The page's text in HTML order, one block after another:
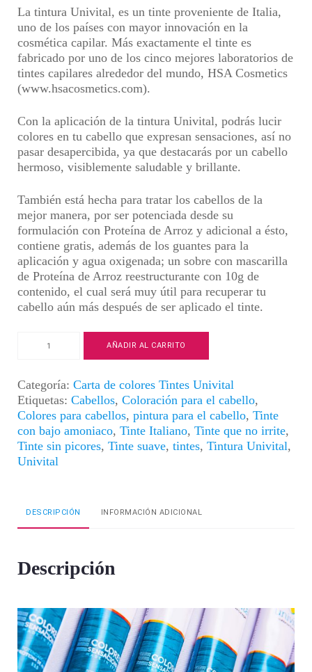
La tintura Univital, es un tinte proveniente de Italia,
uno de los países con mayor innovación en la
cosmética capilar. Más exactamente el tinte es
fabricado por uno de los cinco mejores laboratorios de
tintes capilares alrededor del mundo, HSA Cosmetics
(www.hsacosmetics.com).
Con la aplicación de la tintura Univital, podrás lucir
colores en tu cabello que expresan sensaciones, así no
pasar desapercibida, ya que destacarás por un cabello
hermoso, visiblemente saludable y brillante.
También está hecha para tratar los cabellos de la
mejor manera, por ser potenciada desde su
formulación con Proteína de Arroz y adicional a ésto,
contiene gratis, además de los guantes para la
aplicación y agua oxigenada; un sobre con mascarilla
de Proteína de Arroz reestructurante con 10g de
contenido, el cual será muy útil para recuperar tu
cabello aún más después de ser aplicado el tinte.
Tintura
Univital
Color
Plata
cantidad
AÑADIR AL CARRITO
Categoría: Carta de colores Tintes Univital
Etiquetas: Cabellos, Coloración para el cabello,
Colores para cabellos, pintura para el cabello, Tinte
con bajo amoniaco, Tinte Italiano, Tinte que no irrite,
Tinte sin picores, Tinte suave, tintes, Tintura Univital,
Univital
DESCRIPCIÓN INFORMACIÓN ADICIONAL
Descripción